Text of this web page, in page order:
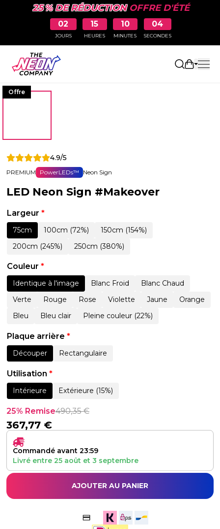
25 % DE RÉDUCTIONOFFRE D'ÉTÉ
02
JOURS
15
HEURES
10
MINUTES
04
SECONDES
Ouvrir
Offre
4.9/5
PREMIUM PowerLEDs™ Neon Sign
LED Neon Sign #Makeover
Largeur *
75cm 100cm (72%)
150cm (154%)
200cm (245%)
250cm (380%)
Couleur *
Identique à l'image Blanc Froid
Blanc Chaud
Verte
Rouge Rose Violette Jaune
Orange
Bleu
Bleu clair Pleine couleur (22%)
Plaque arrière *
Découper Rectangulaire
Utilisation *
Intérieure Extérieure (15%)
25% Remise490,35€
367,77 €
Commandé avant 23:59
Livré entre 25 août et 3 septembre
AJOUTER AU PANIER